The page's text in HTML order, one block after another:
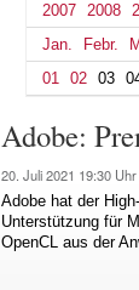
2007
2008
Jan.
Febr.
01
02 03
Adobe:
20. Juli 2021 19:30 Uhr
Adobe hat der
Unterstützung für
OpenCL aus der